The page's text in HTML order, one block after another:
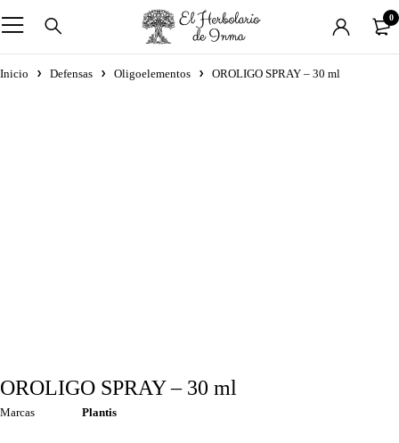
0
Inicio Defensas Oligoelementos OROLIGO SPRAY – 30 ml
OROLIGO SPRAY – 30 ml
Marcas Plantis